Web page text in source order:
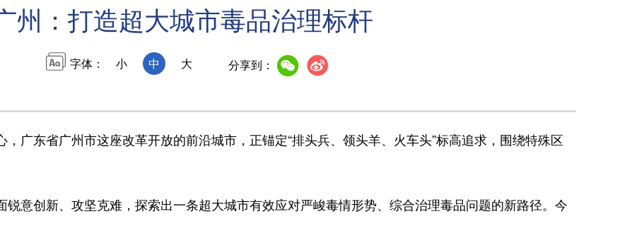
州：打造超大城市毒品治理标杆
字体： 小 中 大 分享到：
东省广州市这座改革开放的前沿城市，正锚定“排头兵、领头羊、火车头”标高追求，围绕特殊区
创新、攻坚克难，探索出一条超大城市有效应对严峻毒情形势、综合治理毒品问题的新路径。今